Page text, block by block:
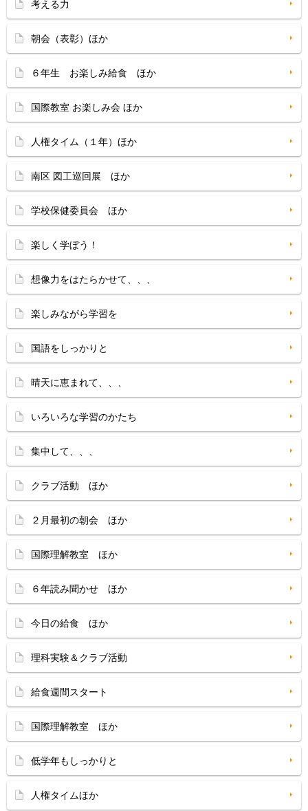
考える力
朝会（表彰）ほか
６年生 お楽しみ給食 ほか
国際教室 お楽しみ会 ほか
人権タイム（１年）ほか
南区 図工巡回展 ほか
学校保健委員会 ほか
楽しく学ぼう！
想像力をはたらかせて、、、
楽しみながら学習を
国語をしっかりと
晴天に恵まれて、、、
いろいろな学習のかたち
集中して、、、
クラブ活動 ほか
２月最初の朝会 ほか
国際理解教室 ほか
６年読み聞かせ ほか
今日の給食 ほか
理科実験＆クラブ活動
給食週間スタート
国際理解教室 ほか
低学年もしっかりと
人権タイムほか